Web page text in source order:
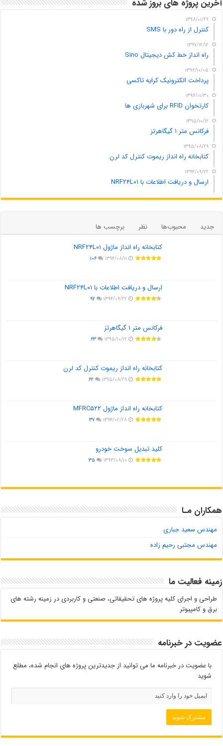
آخرین پروژه های بروز شده
۱۳۹۸/۰۱/۲۹
کنترل از راه دور با SMS
۱۳۹۷/۱۲/۱۲
راه انداز خط کش دیجیتال Sino
۱۳۹۶/۱۰/۰۵
پرداخت الکترونیک کرایه تاکسی
۱۳۹۶/۰۱/۳۰
کارتخوان RFID برای شهربازی ها
۱۳۹۵/۱۰/۱۲
فرکانس متر ۱ گیگاهرتز
۱۳۹۵/۰۸/۲۹
کتابخانه راه انداز ریموت کنترل کد لرن
۱۳۹۴/۰۹/۲۲
ارسال و دریافت اطلاعات با NRF۲۴L۰۱
جدید محبوب‌ها نظر
برچسب ها
کتابخانه راه انداز ماژول NRF۲۴L۰۱
۱۳۹۴/۰۸/۱۱ ۱۰۶
ارسال و دریافت اطلاعات با NRF۲۴L۰۱
۱۳۹۴/۰۹/۲۲ ۹۲
فرکانس متر ۱ گیگاهرتز
۱۳۹۵/۱۰/۱۲ ۶۳
کتابخانه راه انداز ریموت کنترل کد لرن
۱۳۹۵/۰۸/۲۹ ۶۲
کتابخانه راه انداز ماژول MFRC۵۲۲
۱۳۹۴/۰۲/۲۸ ۳۷
کلید تبدیل سوخت خودرو
۱۳۹۳/۰۸/۱۰ ۳۵
همکاران مـا
مهندس سعید جباری
مهندس مجتبی رحیم زاده
زمینه فعالیت ما
طراحی و اجرای کلیه پروژه های تحقیقاتی، صنعتی و کاربردی در زمینه رشته های
برق و کامپیوتر
عضویت در خبرنامه
با عضویت در خبرنامه ما می توانید از جدیدترین پروژه های انجام شده، مطلع
شوید